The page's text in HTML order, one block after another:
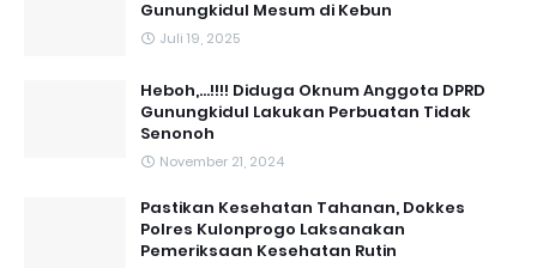
Gunungkidul Mesum di Kebun
Juli 19, 2025
Heboh,...!!!! Diduga Oknum Anggota DPRD
Gunungkidul Lakukan Perbuatan Tidak
Senonoh
November 21, 2024
Pastikan Kesehatan Tahanan, Dokkes
Polres Kulonprogo Laksanakan
Pemeriksaan Kesehatan Rutin